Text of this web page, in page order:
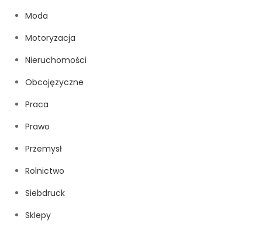
Moda
Motoryzacja
Nieruchomości
Obcojęzyczne
Praca
Prawo
Przemysł
Rolnictwo
Siebdruck
Sklepy